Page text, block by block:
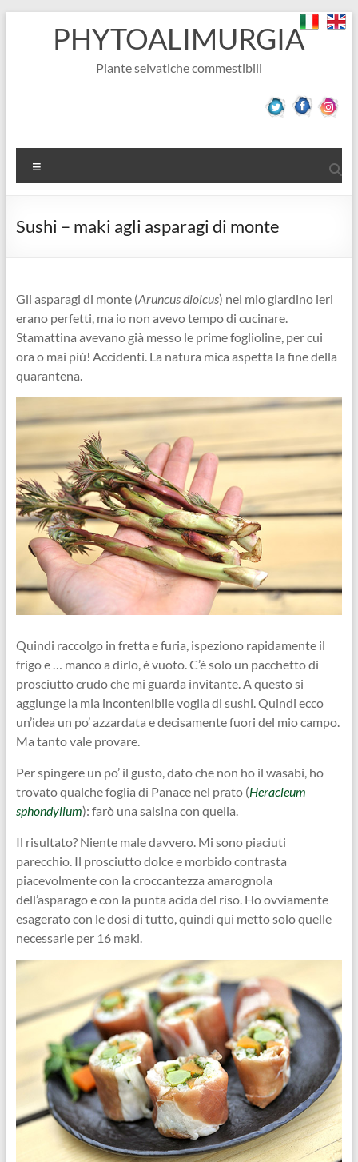
contenutoPHYTOALIMURGIA
Piante selvatiche commestibili
Sushi – maki agli asparagi di monte
Gli asparagi di monte (Aruncusdioicus) nel mio giardino ieri
erano perfetti, ma io non avevo tempo di cucinare.
Stamattina avevano già messo le prime foglioline, per cui
ora o mai più! Accidenti. La natura mica aspetta la fine della
quarantena.
Quindi raccolgo in fretta e furia, ispeziono rapidamente il
frigo e … manco a dirlo, è vuoto. C’è solo un pacchetto di
prosciutto crudo che mi guarda invitante. A questo si
aggiunge la mia incontenibile voglia di sushi. Quindi ecco
un’idea un po’ azzardata e decisamente fuori del mio campo.
Ma tanto vale provare.
Per spingere un po’ il gusto, dato che non ho il wasabi, ho
trovato qualche foglia di Panace nel prato (Heracleum
sphondylium): farò una salsina con quella.
Il risultato? Niente male davvero. Mi sono piaciuti
parecchio. Il prosciutto dolce e morbido contrasta
piacevolmente con la croccantezza amarognola
dell’asparago e con la punta acida del riso. Ho ovviamente
esagerato con le dosi di tutto, quindi qui metto solo quelle
necessarie per 16 maki.